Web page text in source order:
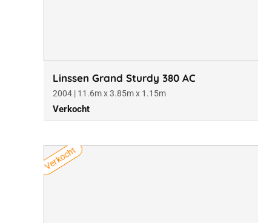
Linssen Grand Sturdy 380 AC
2004 | 11.6m x 3.85m x 1.15m
Verkocht
Verkocht